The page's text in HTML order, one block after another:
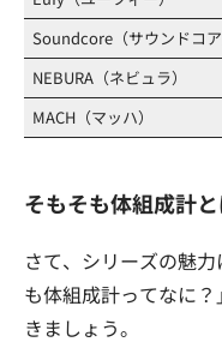
Soundcore（サウンドコア
NEBURA（ネビュラ）
MACH（マッハ）
そもそも体組成計
さて、シリーズの魅
も体組成計ってなに
きましょう。